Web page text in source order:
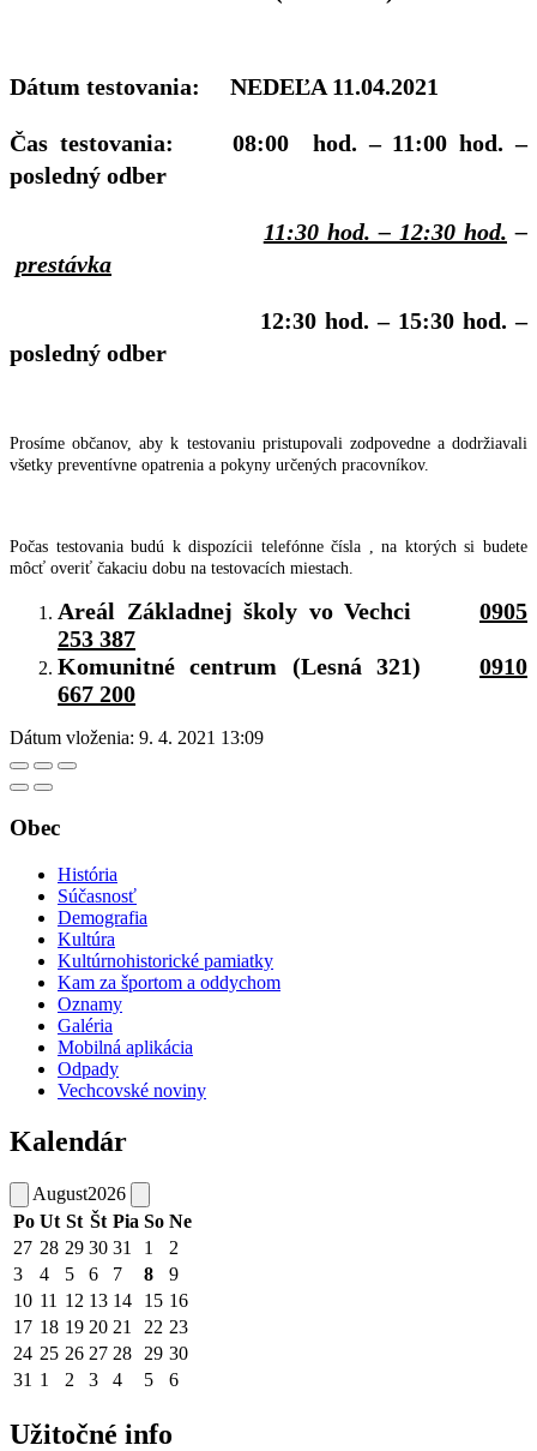
Dátum testovania: NEDEĽA 11.04.2021
Čas testovania: 08:00 hod.– 11:00 hod. –
posledný odber
11:30 hod. – 12:30 hod. –
prestávka
12:30 hod. – 15:30 hod. –
posledný odber
Prosíme občanov, aby k testovaniu pristupovali zodpovedne a dodržiavali
všetky preventívne opatrenia a pokyny určených pracovníkov.
Počas testovania budú k dispozícii telefónne čísla , na ktorých si budete
môcť overiť čakaciu dobu na testovacích miestach.
Areál Základnej školy vo Vechci 0905
253 387
Komunitné centrum (Lesná 321) 0910
667 200
Dátum vloženia: 9. 4. 2021 13:09
Obec
História
Súčasnosť
Demografia
Kultúra
Kultúrnohistorické pamiatky
Kam za športom a oddychom
Oznamy
Galéria
Mobilná aplikácia
Odpady
Vechcovské noviny
Kalendár
August2026
Po Ut St Št Pia So Ne
27 28 29 30 31 1
2
3
4 5 6 7 8
9
10 11 12 13 14 15 16
17 18 19 20 21 22 23
24 25 26 27 28 29 30
31 1 2 3 4 5 6
Užitočné info